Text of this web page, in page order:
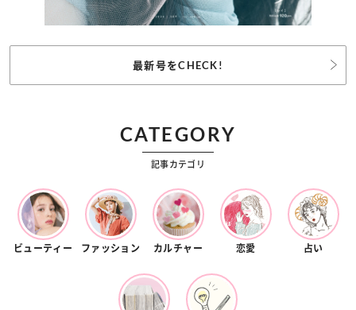
最新号をCHECK!
CATEGORY
記事カテゴリ
ビューティー ファッション カルチャー 恋愛 占い